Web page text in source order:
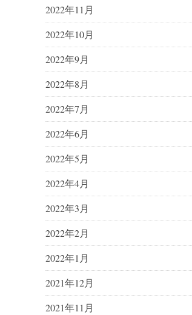
2022年11月
2022年10月
2022年9月
2022年8月
2022年7月
2022年6月
2022年5月
2022年4月
2022年3月
2022年2月
2022年1月
2021年12月
2021年11月